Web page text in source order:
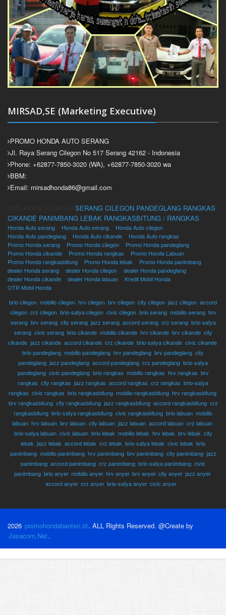
MIRSAD,SE (Marketing Executive)
PROMO HONDA AUTO SERANG
Jl. Raya Serang Cilegon No 517 Serang 42162 - Indonesia
Phone: +62877-7850-3020 (WA), +62877-7850-3020 wa
BBM:
Email: mirsadhonda86@gmail.com
SERANG CILEGON PANDEGLANG RANGKAS
CIKANDE PANIMBANG LEBAK RANGKASBITUNG / RANGKAS
Honda Auto serang Honda Auto serang
Honda Auto cilegon
Honda Auto pandeglang
Honda Auto cikande
Honda Auto rangkas
Promo Honda serang
Promo Honda cilegon
Promo Honda pandeglang
Promo Honda cikande
Promo Honda rangkas
Promo Honda Labuan
Promo Honda rangkasbitung
Promo Honda lebak
Promo Honda panimbang
dealer Honda serang
dealer Honda cilegon
dealer Honda pandeglang
dealer Honda cikande
dealer Honda labuan
Kredit Mobil Honda
OTR Mobil Honda
brio cilegon mobilio cilegon hrv cilegon brv cilegon city cilegon jazz cilegon accord
cilegon, crz cilegon, brio-satya cilegon, civic cilegon, brio serang, mobilio serang, hrv
serang, brv serang, city serang, jazz serang, accord serang, crz serang, brio-satya
serang, civic serang, brio cikande, mobilio cikande, hrv cikande, brv cikande, city
cikande, jazz cikande, accord cikande, crz cikande, brio-satya cikande, civic cikande,
brio pandeglang mobilio pandeglang hrv pandeglang brv pandeglang city
pandeglang jazz pandeglang accord pandeglang crz pandeglang brio-satya
pandeglang, civic pandeglang, brio rangkas mobilio rangkas hrv rangkas brv
rangkas city rangkas jazz rangkas accord rangkas crz rangkas brio-satya
rangkas civic rangkas brio rangkasbitung, mobilio rangkasbitung, hrv rangkasbitung,
brv rangkasbitung, city rangkasbitung, jazz rangkasbitung, accord rangkasbitung, crz
rangkasbitung brio-satya rangkasbitung civic rangkasbitung brio labuan mobilio
labuan hrv labuan brv labuan city labuan jazz labuan accord labuan crz labuan
brio-satya labuan, civic labuan, brio lebak mobilio lebak hrv lebak brv lebak city
lebak jazz lebak accord lebak crz lebak brio-satya lebak civic lebak brio
panimbang, mobilio panimbang, hrv panimbang, brv panimbang, city panimbang, jazz
panimbang accord panimbang crz panimbang brio-satya panimbang civic
panimbang brio anyer, mobilio anyer, hrv anyer, brv anyer, city anyer, jazz anyer,
accord anyer, crz anyer, brio-satya anyer, civic anyer, )
2026 promohondabanten.id. ALL Rights Reserved. @Create by
Jasacom.Net .